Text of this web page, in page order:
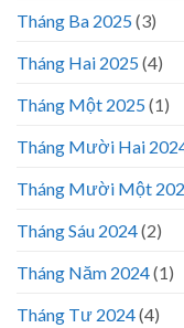
Tháng Ba 2025(3)
Tháng Hai 2025(4)
Tháng Một 2025(1)
Tháng Mười Hai
Tháng Mười Một
Tháng Sáu 2024(2)
Tháng Năm 2024(1)
Tháng Tư 2024(4)